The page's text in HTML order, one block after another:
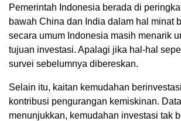
Pemerintah Indonesia berada di
bawah China dan India dalam hal minat
secara umum Indonesia masih menarik
tujuan investasi. Apalagi jika hal-hal
survei sebelumnya dibereskan.
Selain itu, kaitan kemudahan
kontribusi pengurangan kemiskinan.
menunjukkan, kemudahan investasi tak